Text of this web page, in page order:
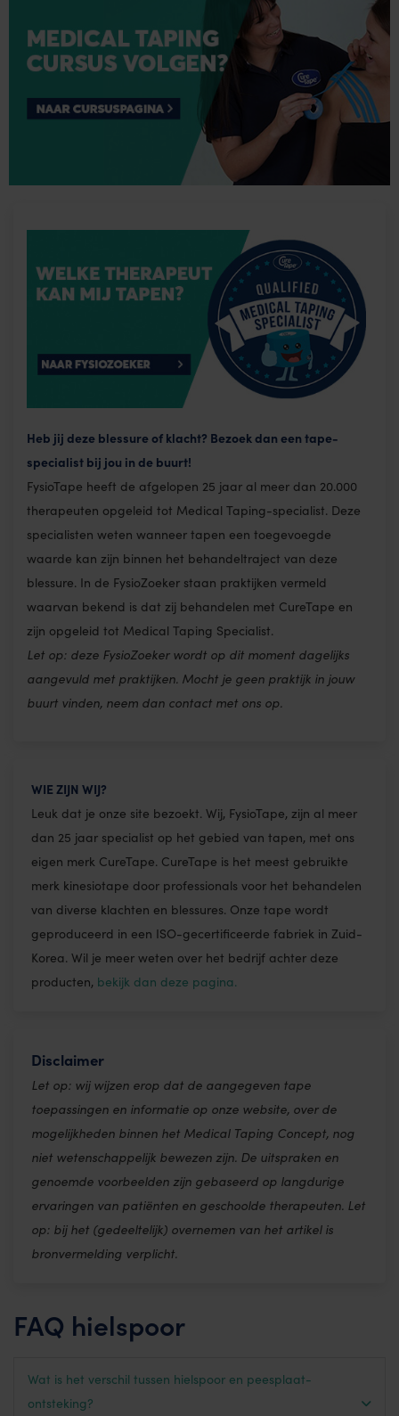
Heb jij deze blessure of klacht? Bezoek dan een tape-
specialist bij jou in de buurt!
FysioTape heeft de afgelopen 25 jaar al meer dan 20.000
therapeuten opgeleid tot Medical Taping-specialist. Deze
specialisten weten wanneer tapen een toegevoegde
waarde kan zijn binnen het behandeltraject van deze
blessure. In de FysioZoeker staan praktijken vermeld
waarvan bekend is dat zij behandelen met CureTape en
zijn opgeleid tot Medical Taping Specialist.
Let op: deze FysioZoeker wordt op dit moment dagelijks
aangevuld met praktijken. Mocht je geen praktijk in jouw
buurt vinden, neem dan contact met ons op.
WIE ZIJN WIJ?
Leuk dat je onze site bezoekt. Wij, FysioTape, zijn al meer
dan 25 jaar specialist op het gebied van tapen, met ons
eigen merk CureTape. CureTape is het meest gebruikte
merk kinesiotape door professionals voor het behandelen
van diverse klachten en blessures. Onze tape wordt
geproduceerd in een ISO-gecertificeerde fabriek in Zuid-
Korea. Wil je meer weten over het bedrijf achter deze
producten, bekijk dan deze pagina.
Disclaimer
Let op: wij wijzen erop dat de aangegeven tape
toepassingen en informatie op onze website, over de
mogelijkheden binnen het Medical Taping Concept, nog
niet wetenschappelijk bewezen zijn. De uitspraken en
genoemde voorbeelden zijn gebaseerd op langdurige
ervaringen van patiënten en geschoolde therapeuten. Let
op: bij het (gedeeltelijk) overnemen van het artikel is
bronvermelding verplicht.
FAQ hielspoor
Wat is het verschil tussen hielspoor en peesplaat-
ontsteking?